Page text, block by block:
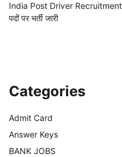
India Post Driver Recruitment
पदों पर भर्ती जारी
Categories
Admit Card
Answer Keys
BANK JOBS